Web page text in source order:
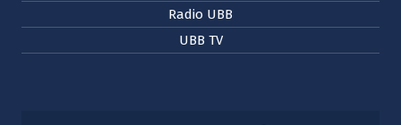
Radio UBB
UBB TV